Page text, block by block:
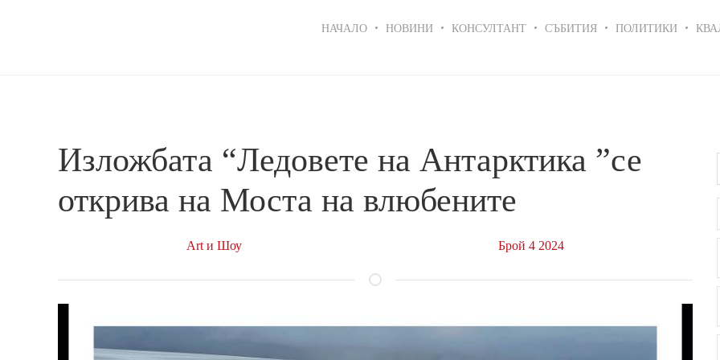
navigation
НАЧАЛО НОВИНИ КОНСУЛТАНТ СЪБИТИЯ ПОЛИТИКИ
Изложбата “Ледовете на Антарктика ”се
открива на Моста на влюбените
Art и Шоу Брой 4 2024